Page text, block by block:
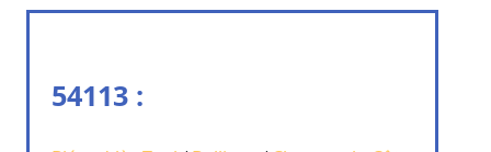
54113 :